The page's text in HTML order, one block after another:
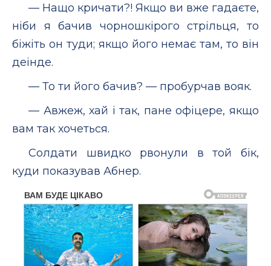
— Нащо кричати?! Якщо ви вже гадаєте,
ніби я бачив чорношкірого стрільця, то
біжіть он туди; якщо його немає там, то він
деінде.
— То ти його бачив? — пробурчав вояк.
— Авжеж, хай і так, пане офіцере, якщо
вам так хочеться.
Солдати швидко рвонули в той бік,
куди показував Абнер.